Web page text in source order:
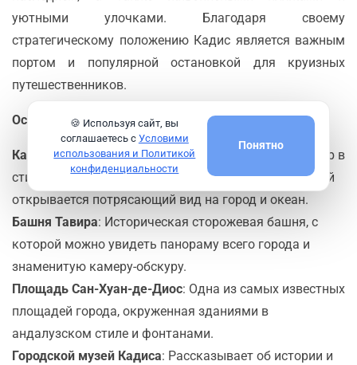
уютными улочками. Благодаря своему
стратегическому положению Кадис является важным
портом и популярной остановкой для круизных
путешественников.
Основные достопримечательности
Кафедральный собор Кадиса: Величественный собор в
стиле барокко и неоклассицизма с башней, с которой
открывается потрясающий вид на город и океан.
Башня Тавира: Историческая сторожевая башня, с
которой можно увидеть панораму всего города и
знаменитую камеру-обскуру.
Площадь Сан-Хуан-де-Диос: Одна из самых известных
площадей города, окруженная зданиями в
андалузском стиле и фонтанами.
Городской музей Кадиса: Рассказывает об истории и
🍪 Используя сайт, вы
соглашаетесь с Условими
использования и Политикой
конфиденциальности
Понятно